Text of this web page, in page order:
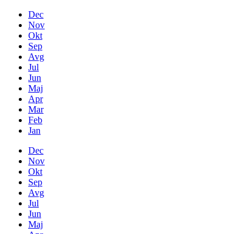
Dec
Nov
Okt
Sep
Avg
Jul
Jun
Maj
Apr
Mar
Feb
Jan
Dec
Nov
Okt
Sep
Avg
Jul
Jun
Maj